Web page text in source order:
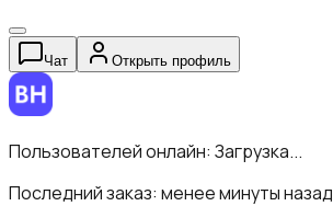
Чат Открыть профиль
Пользователей онлайн: Загрузка...
Последний заказ: менее минуты назад